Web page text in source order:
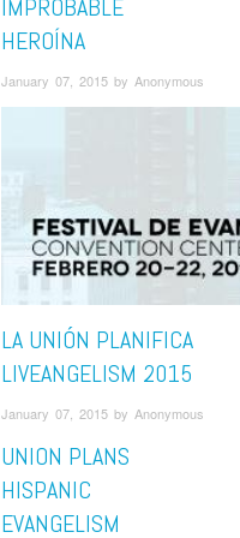
IMPROBABLE
HEROÍNA
January 07, 2015 by Anonymous
LA UNIÓN PLANIFICA
LIVEANGELISM 2015
January 07, 2015 by Anonymous
UNION PLANS
HISPANIC
EVANGELISM